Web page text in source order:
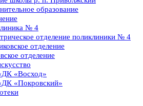
образование
№ 4
отделение поликлиники № 4
отделение
отделение
«Восход»
«Покровский»